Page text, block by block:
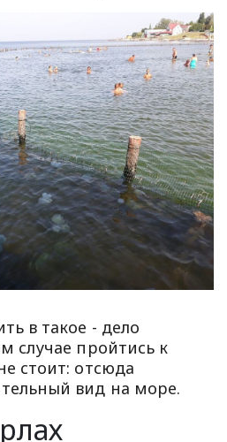
в такое - дело
случае пройтись к
стоит: отсюда
вид на море.